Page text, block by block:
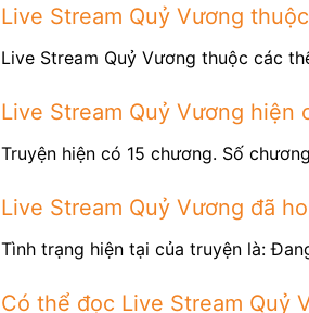
Live Stream Quỷ Vương
Live Stream Quỷ Vương thuộc các
Live Stream Quỷ Vương hiện
Truyện hiện có 15 chương. Số
Live Stream Quỷ Vương đã
Tình trạng hiện tại của truyện là:
Có thể đọc Live Stream Quỷ